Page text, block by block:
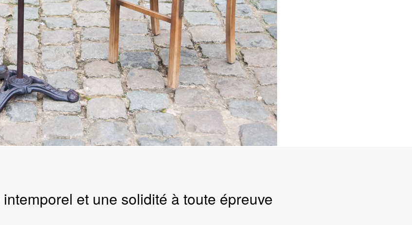
et une solidité à toute épreuve